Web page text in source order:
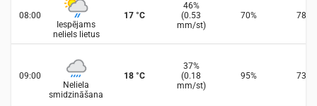
08:00
Iespējams
neliels lietus
17 °C
46%
(0.53
mm/st)
70% 78
09:00
Neliela
smidzināšana
18 °C
37%
(0.18
mm/st)
95% 73